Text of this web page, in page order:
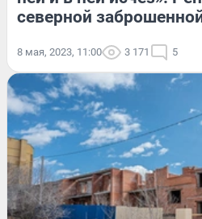
северной
8 мая, 2023, 11:00 3 171 5